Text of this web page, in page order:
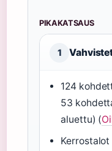
PIKAKATSAUS
1
124
53
aluettu) (